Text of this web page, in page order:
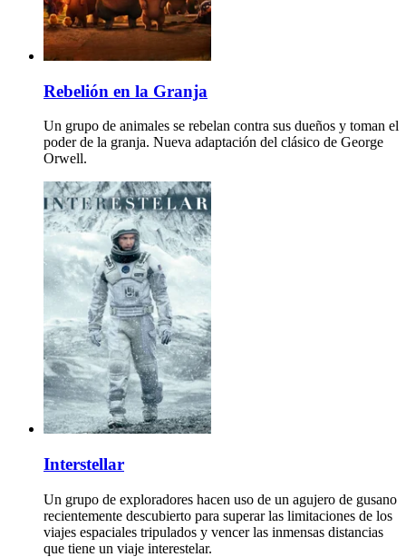
Rebelión en la Granja
Un grupo de animales se rebelan contra sus dueños y toman el
poder de la granja. Nueva adaptación del clásico de George
Orwell.
Interstellar
Un grupo de exploradores hacen uso de un agujero de gusano
recientemente descubierto para superar las limitaciones de los
viajes espaciales tripulados y vencer las inmensas distancias
que tiene un viaje interestelar.